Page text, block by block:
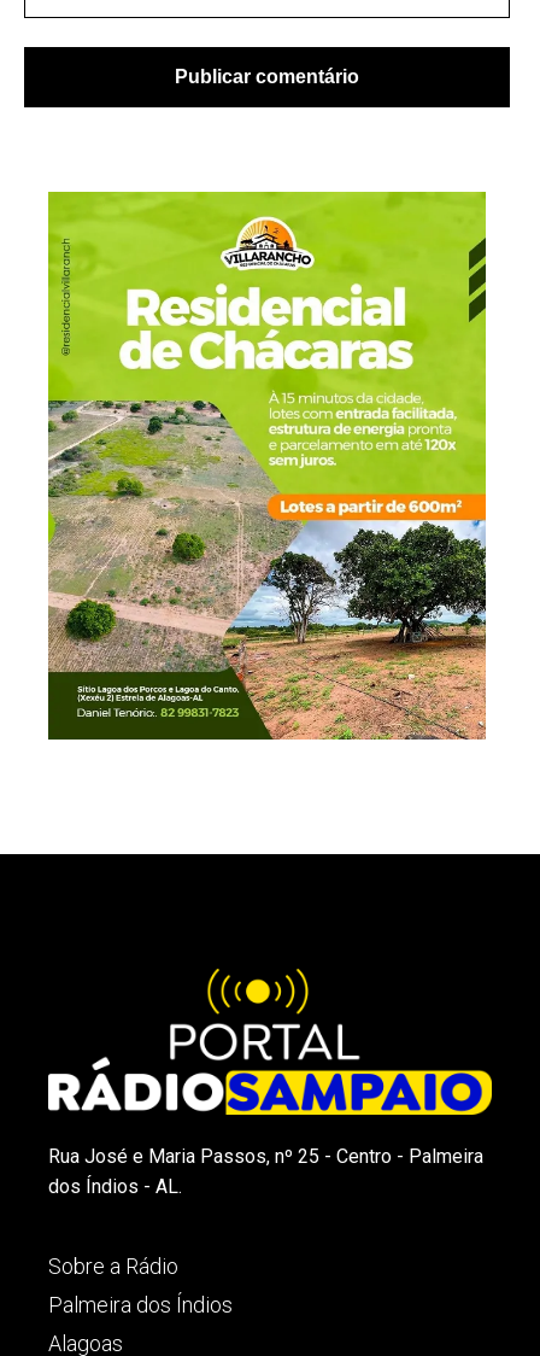
Rua José e Maria Passos, nº 25 - Centro - Palmeira
dos Índios - AL.
Sobre a Rádio
Palmeira dos Índios
Alagoas